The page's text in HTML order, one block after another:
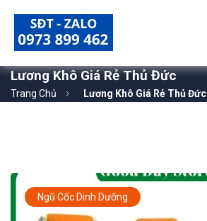
Lương Khô Giá Rẻ Thủ Đức
Trang Chủ Lương Khô Giá Rẻ Thủ Đức
Ngũ Cốc Dinh Dưỡng